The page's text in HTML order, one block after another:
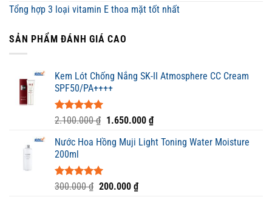
Tổng hợp 3 loại vitamin E thoa mặt tốt nhất
SẢN PHẨM ĐÁNH GIÁ CAO
Kem Lót Chống Nắng SK-II Atmosphere CC Cream
SPF50/PA++++
Được xếp
5 sao
2.100.000₫ Giá
là:
1.650.000 ₫Giá
tại
Nước Hoa Hồng Muji Light Toning Water Moisture
200ml
Được xếp
5.00
300.000₫ Giá
200.000 ₫Giá